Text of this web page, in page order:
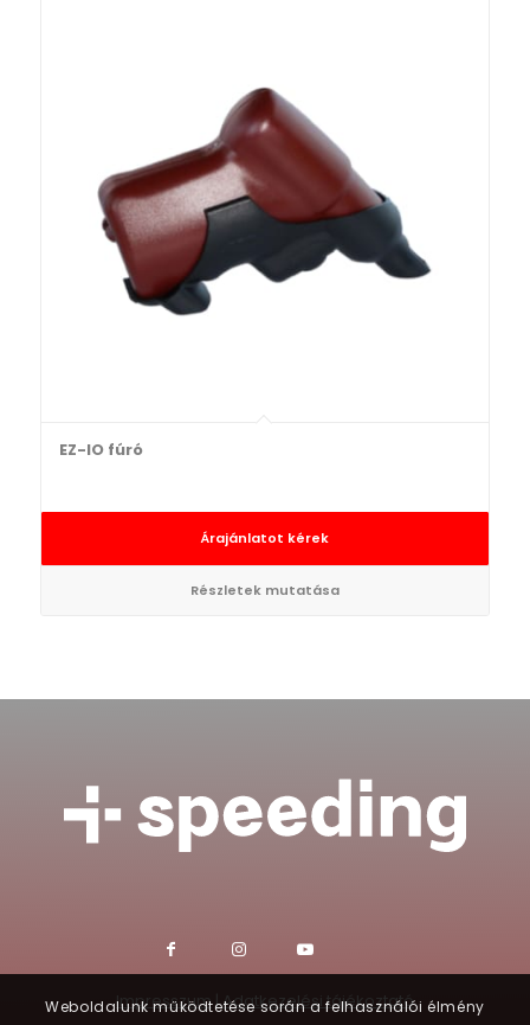
EZ-IO fúró
Árajánlatot kérek
Részletek mutatása
Impresszum|Adatkezelési tájékoztató
Weboldalunk működtetése során a felhasználói élmény